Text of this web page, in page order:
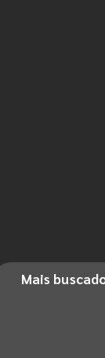
Mais